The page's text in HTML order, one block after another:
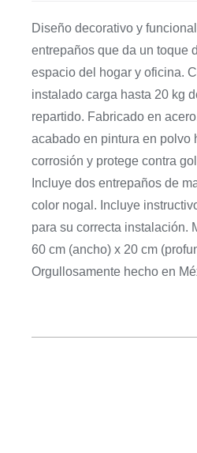
Diseño decorativo y
entrepaños que da un toque
espacio del hogar y oficina.
instalado carga hasta 20 kg
repartido. Fabricado en
acabado en pintura en polvo
corrosión y protege contra
Incluye dos entrepaños de
color nogal. Incluye
para su correcta instalación.
60 cm (ancho) x 20 cm
Orgullosamente hecho en